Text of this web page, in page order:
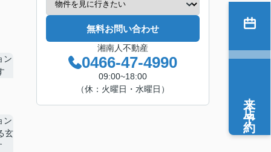
無料お問い合わせ
湘南人不動産
0466-47-4990
09:00~18:00
（休：火曜日・水曜日）
来店予約